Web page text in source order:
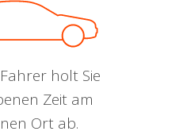
holt Sie
Zeit am
Ort ab.